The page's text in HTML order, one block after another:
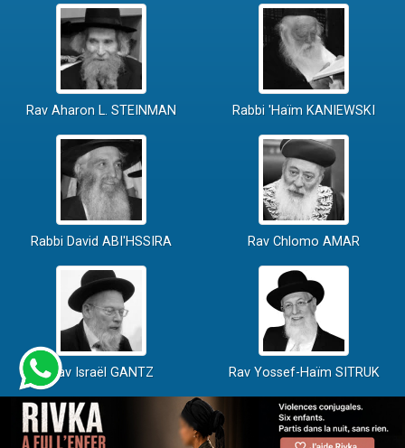
Rav Aharon L. STEINMAN Rabbi 'Haïm KANIEWSKI
Rabbi David ABI'HSSIRA Rav Chlomo AMAR
Rav Israël GANTZ Rav Yossef-Haïm SITRUK